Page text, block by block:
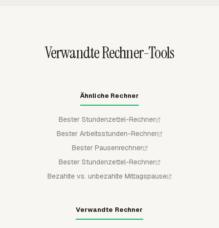
Verwandte Rechner-Tools
Ähnliche Rechner
Bester Stundenzettel-Rechner
Bester Arbeitsstunden-Rechner
Bester Pausenrechner
Bester Stundenzettel-Rechner
Bezahlte vs. unbezahlte Mittagspause
Verwandte Rechner